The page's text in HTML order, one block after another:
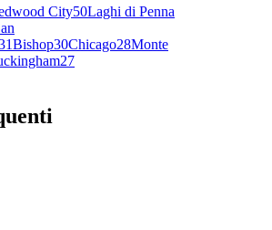
City50Laghi di Penna
Bishop30Chicago28Monte
27